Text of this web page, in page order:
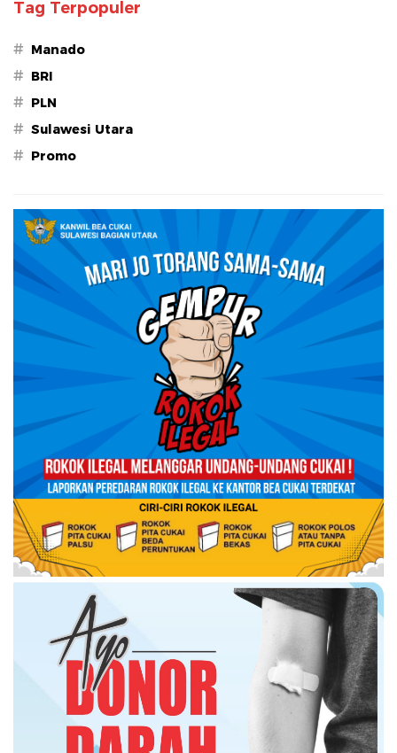
Tag Terpopuler
# Manado
# BRI
# PLN
# Sulawesi Utara
# Promo